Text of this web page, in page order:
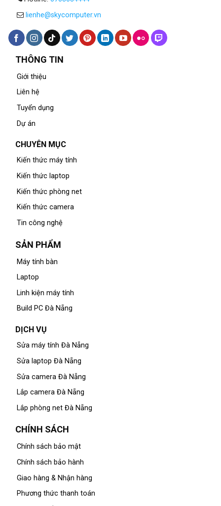
lienhe@skycomputer.vn
THÔNG TIN
Giới thiệu
Liên hệ
Tuyển dụng
Dự án
CHUYÊN MỤC
Kiến thức máy tính
Kiến thức laptop
Kiến thức phòng net
Kiến thức camera
Tin công nghệ
SẢN PHẨM
Máy tính bàn
Laptop
Linh kiện máy tính
Build PC Đà Nẵng
DỊCH VỤ
Sửa máy tính Đà Nẵng
Sửa laptop Đà Nẵng
Sửa camera Đà Nẵng
Lắp camera Đà Nẵng
Lắp phòng net Đà Nẵng
CHÍNH SÁCH
Chính sách bảo mật
Chính sách bảo hành
Giao hàng & Nhận hàng
Phương thức thanh toán